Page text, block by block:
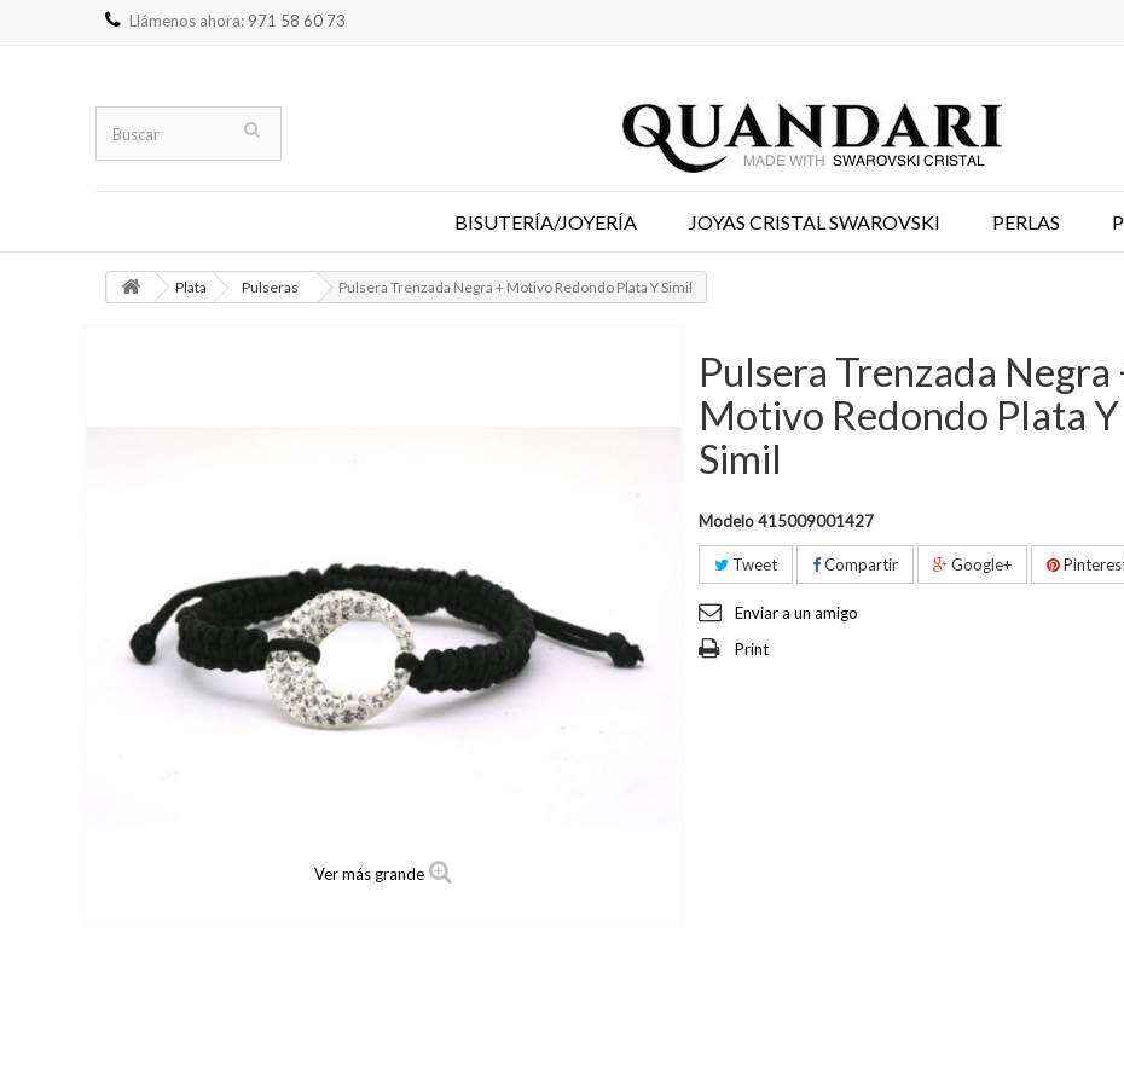
Llámenos ahora: 971 58 60 73
BISUTERÍA/JOYERÍA JOYAS CRISTAL SWAROVSKI PERLAS
Plata Pulseras Pulsera Trenzada Negra + Motivo Redondo Plata Y Simil
Ver más grande
Pulsera Trenzada Negra
Motivo Redondo Plata Y
Simil
Modelo 415009001427
Tweet Compartir Google+
Enviar a un amigo
Print